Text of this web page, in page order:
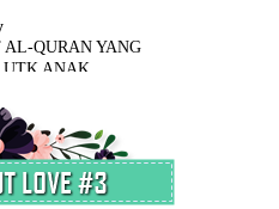
and nyenyak.
AL-QURAN YANG
ANAK.
Miri Runtuh?
saje~